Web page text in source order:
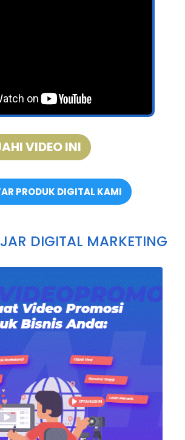
VIDEO INI
PRODUK DIGITAL KAMI
DIGITAL MARKETING